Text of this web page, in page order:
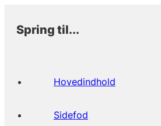
Spring til...
Hovedindhold
Sidefod